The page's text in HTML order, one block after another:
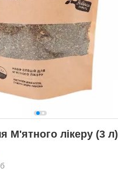
М'ятного лікеру (3 л)